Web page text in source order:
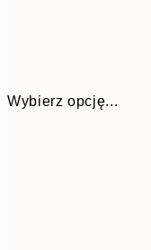
Wybierz opcję...